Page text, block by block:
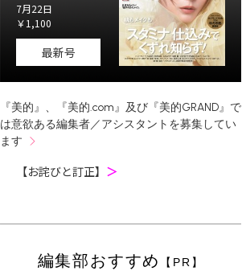
7月22日
￥1,100
最新号
『美的』、『美的.com』及び『美的GRAND』で
は意欲ある編集者／アシスタントを募集してい
ます
【お詫びと訂正】 ＞
編集部おすすめ 【PR】